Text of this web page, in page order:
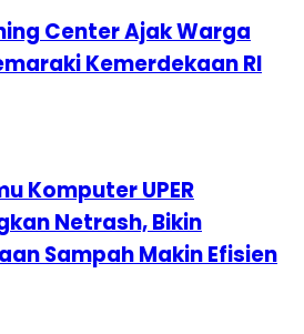
Center Ajak Warga
Kemerdekaan RI
Komputer UPER
Netrash, Bikin
Sampah Makin Efisien